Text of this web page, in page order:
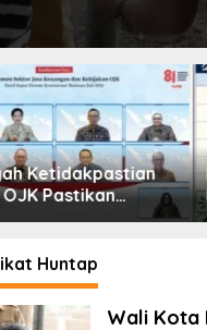
Jumlah
Pasar Modal
Huntap
Wali Kota